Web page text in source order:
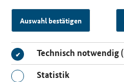
Auswahl bestätigen
Technisch notwendig
Technisch notwendig
Statistik